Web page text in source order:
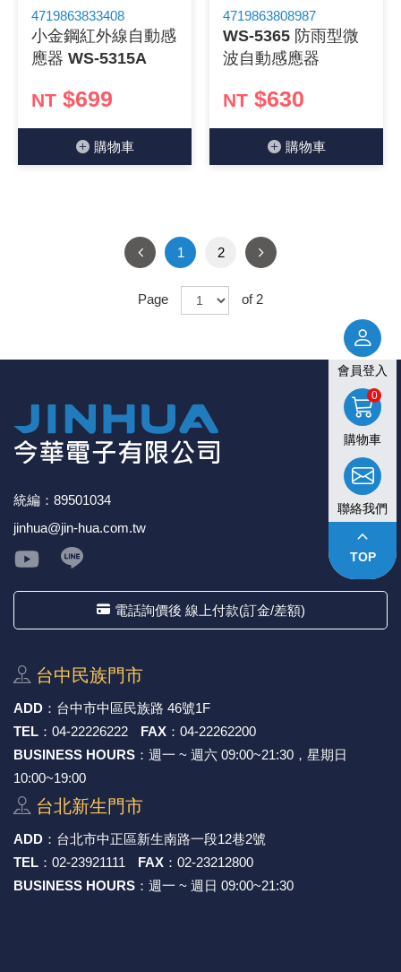
4719863833408
小金鋼紅外線自動感
應器 WS-5315A
NT $699
購物⾞
4719863808987
WS-5365 防雨型微
波自動感應器
NT $630
購物⾞
1 2
Page of 2
會員登入
購物車
0
聯絡我們
keyboard_arrow_up
TOP
統編：89501034
jinhua@jin-hua.com.tw
電話詢價後 線上付款(訂金/差額)
台中⺠族⾨市
ADD ： 台中市中區⺠族路 46號1F
TEL ： 04-22226222 FAX ： 04-22262200
BUSINESS HOURS ：週一 ~ 週六 09:00~21:30，星期日
10:00~19:00
台北新⽣⾨市
ADD ： 台北市中正區新⽣南路⼀段12巷2號
TEL ： 02-23921111 FAX ： 02-23212800
BUSINESS HOURS ：週一 ~ 週日 09:00~21:30